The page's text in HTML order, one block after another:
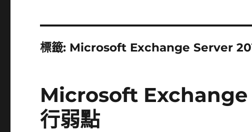
標籤: Microsoft Exchange Server
Microsoft Exchange
行弱點